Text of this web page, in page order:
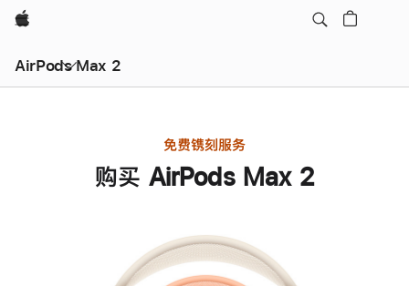
Apple
AirPods Max 2
免费镌刻服务
购买 AirPods Max 2